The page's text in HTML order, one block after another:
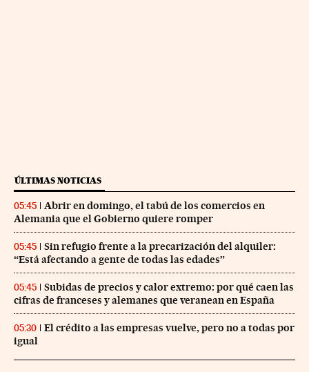
ÚLTIMAS NOTICIAS
05:45
Abrir en domingo, el tabú de los comercios en
Alemania que el Gobierno quiere romper
05:45
Sin refugio frente a la precarización del alquiler:
“Está afectando a gente de todas las edades”
05:45
Subidas de precios y calor extremo: por qué caen las
cifras de franceses y alemanes que veranean en España
05:30
El crédito a las empresas vuelve, pero no a todas por
igual